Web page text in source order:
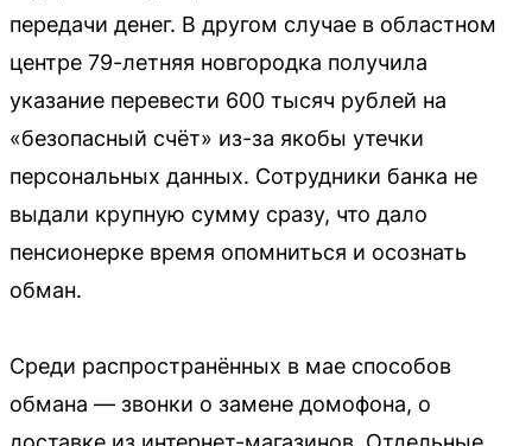
передачи денег. В другом случае в областном
центре 79-летняя новгородка получила
указание перевести 600 тысяч рублей на
«безопасный счёт» из-за якобы утечки
персональных данных. Сотрудники банка не
выдали крупную сумму сразу, что дало
пенсионерке время опомниться и осознать
обман.
Среди распространённых в мае способов
обмана — звонки о замене домофона, о